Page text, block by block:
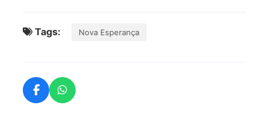
Tags: Nova Esperança